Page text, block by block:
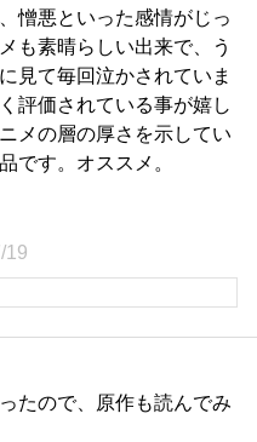
憎悪といった感情がじっ
も素晴らしい出来で、う
見て毎回泣かされていま
評価されている事が嬉し
メの層の厚さを示してい
です。オススメ。
19
たので、原作も読んでみ